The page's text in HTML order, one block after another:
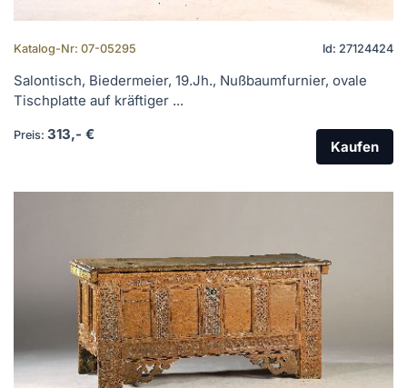
Katalog-Nr: 07-05295 Id: 27124424
Salontisch, Biedermeier, 19.Jh., Nußbaumfurnier, ovale
Tischplatte auf kräftiger ...
Preis: 313,- €
Kaufen